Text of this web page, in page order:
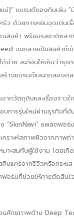
ม่)” แบรนด์ของกินเล่น
ว ด้วยการหยิบจุดเด่นเ
สินค้า พร้อมรสชาติหลา
จนกลายเป็นสินค้าที่
ด้ง่าย สะท้อนให้เห็นว่าธุร
ร้างแบรนด์และทดลองต
จากวัตถุดิบและเรื่องรา
การรุ่นใหม่ผ่านธุรกิจที่ขั
ง “SkinNavi” แพลตฟอ
ราะห์สภาพผิวจากภาพถ่
าะสมกับผู้ใช้งาน โดยเ
นแคร์จากรีวิวหรือกระแ
ร์มที่ช่วยให้การตัดสินใ
ศักยภาพด้าน Deep